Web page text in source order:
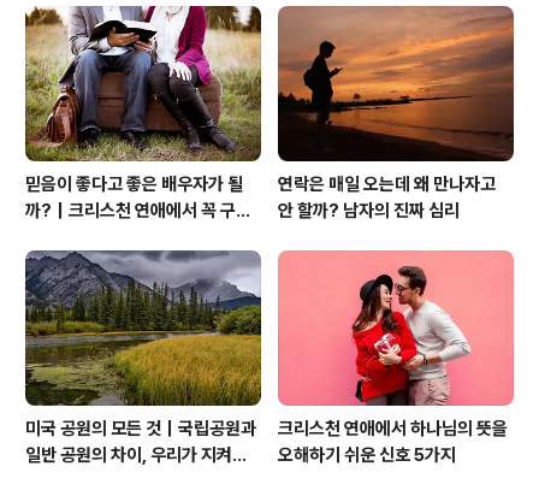
믿음이 좋다고 좋은 배우자가 될
까?｜크리스천 연애에서 꼭 구별
연락은 매일 오는데 왜 만나자고
안 할까? 남자의 진짜 심리
미국 공원의 모든 것｜국립공원과
일반 공원의 차이, 우리가 지켜야
크리스천 연애에서 하나님의 뜻을
오해하기 쉬운 신호 5가지